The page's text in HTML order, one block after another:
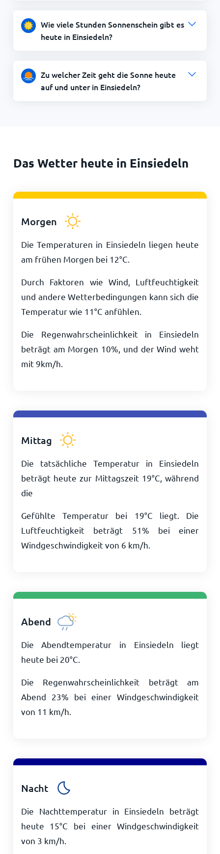
Wie viele Stunden Sonnenschein gibt es
heute in Einsiedeln?
Zu welcher Zeit geht die Sonne heute
auf und unter in Einsiedeln?
Das Wetter heute in Einsiedeln
Morgen
Die Temperaturen in Einsiedeln liegen heute
am frühen Morgen bei 12°C
Durch Faktoren wie Wind, Luftfeuchtigkeit
und andere Wetterbedingungen kann sich die
Temperatur wie 11°C anfühlen.
Die Regenwahrscheinlichkeit in Einsiedeln
beträgt am Morgen 10%, und der Wind weht
mit 9km/h
Mittag
Die tatsächliche Temperatur in Einsiedeln
beträgt heute zur Mittagszeit 19°C , während
die
Gefühlte Temperatur bei 19°C liegt. Die
Luftfeuchtigkeit beträgt 51% bei einer
Windgeschwindigkeit von 6 km/h
Abend
Die Abendtemperatur in Einsiedeln liegt
heute bei 20°C
Die Regenwahrscheinlichkeit beträgt am
Abend 23% bei einer Windgeschwindigkeit
von 11 km/h
Nacht
Die Nachttemperatur in Einsiedeln beträgt
heute 15°C bei einer Windgeschwindigkeit
von 3 km/h